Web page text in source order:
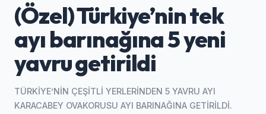
(Özel) Türkiye’nin tek
ayı barınağına 5 yeni
yavru getirildi
TÜRKİYE’NİN ÇEŞİTLİ YERLERİNDEN 5 YAVRU AYI
KARACABEY OVAKORUSU AYI BARINAĞINA GETİRİLDİ.